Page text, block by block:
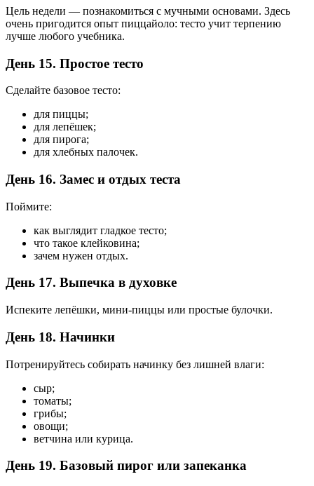
Цель недели — познакомиться с мучными основами. Здесь
очень пригодится опыт пиццайоло: тесто учит терпению
лучше любого учебника.
День 15. Простое тесто
Сделайте базовое тесто:
для пиццы;
для лепёшек;
для пирога;
для хлебных палочек.
День 16. Замес и отдых теста
Поймите:
как выглядит гладкое тесто;
что такое клейковина;
зачем нужен отдых.
День 17. Выпечка в духовке
Испеките лепёшки, мини-пиццы или простые булочки.
День 18. Начинки
Потренируйтесь собирать начинку без лишней влаги:
сыр;
томаты;
грибы;
овощи;
ветчина или курица.
День 19. Базовый пирог или запеканка